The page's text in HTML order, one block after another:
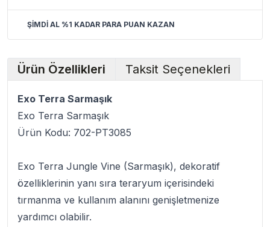
ŞİMDİ AL %1 KADAR PARA PUAN KAZAN
Ürün Özellikleri Taksit Seçenekleri
Exo Terra Sarmaşık
Exo Terra Sarmaşık
Ürün Kodu: 702-PT3085
Exo Terra Jungle Vine (Sarmaşık), dekoratif
özelliklerinin yanı sıra teraryum içerisindeki
tırmanma ve kullanım alanını genişletmenize
yardımcı olabilir.